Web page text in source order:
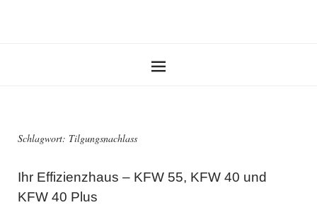
Schlagwort: Tilgungsnachlass
Ihr Effizienzhaus – KFW 55, KFW 40 und
KFW 40 Plus